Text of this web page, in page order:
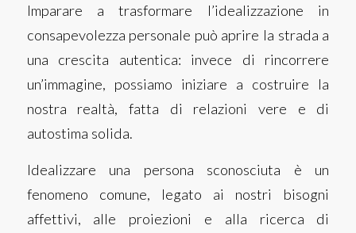
Imparare a trasformare l’idealizzazione in
consapevolezza personale può aprire la strada a
una crescita autentica: invece di rincorrere
un’immagine, possiamo iniziare a costruire la
nostra realtà, fatta di relazioni vere e di
autostima solida.
Idealizzare una persona sconosciuta è un
fenomeno comune, legato ai nostri bisogni
affettivi, alle proiezioni e alla ricerca di